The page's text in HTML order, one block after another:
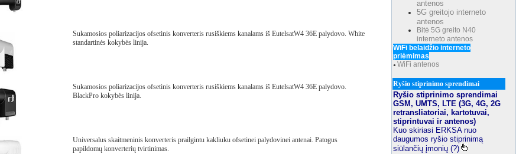
Sukamosios poliarizacijos ofsetinis konverteris rusiškiems kanalams iš EutelsatW4 36E palydovo. White
standartinės kokybės linija.
Sukamosios poliarizacijos ofsetinis konverteris rusiškiems kanalams iš EutelsatW4 36E palydovo.
BlackPro kokybės linija.
Universalus skaitmeninis konverteris prailgintu kakliuku ofsetinei palydovinei antenai. Patogus
papildomų konverterių tvirtinimas.
antenos
5G greitojo interneto
antenos
Bitė 5G greito N40
interneto antenos
WiFi belaidžio interneto
priėmimas
● WiFi antenos
Ryšio stiprinimo sprendimai
Ryšio stiprinimo sprendimai
GSM, UMTS, LTE (3G, 4G, 2G
retransliatoriai, kartotuvai,
stiprintuvai ir antenos)
Kuo skiriasi ERKSA nuo
daugumos ryšio stiprinimą
siūlančių įmonių (?)